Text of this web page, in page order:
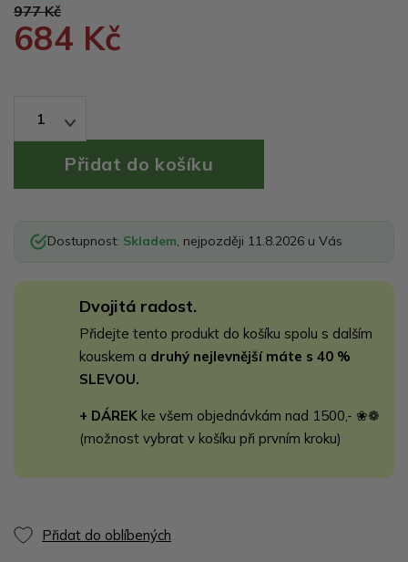
977 Kč
684 Kč
1
Dostupnost: Skladem, nejpozději 11.8.2026 u Vás
Dvojitá radost.
Přidejte tento produkt do košíku spolu s dalším
kouskem a druhý nejlevnější máte s 40 %
SLEVOU.
+ DÁREK ke všem objednávkám nad 1500,- ❀❁
(možnost vybrat v košíku při prvním kroku)
Přidat do oblíbených